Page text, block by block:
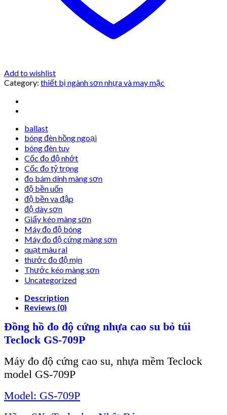
Add to wishlist
Category: thiết bị ngành sơn nhựa và may mặc
ballast
bóng đèn hồng ngoại
bóng đèn tuv
Cốc đo độ nhớt
Cốc đo tỷ trọng
đo bám dính màng sơn
độ bền uốn
độ bền va đập
độ dày sơn
Giấy kéo màng sơn
Máy đo độ bóng
Máy đo độ cứng màng sơn
quạt màu ral
thước đo độ mịn
Thước kéo màng sơn
Uncategorized
Description
Reviews (0)
Đồng hồ đo độ cứng nhựa cao su bỏ túi
Teclock GS-709P
Máy đo độ cứng cao su, nhựa mềm Teclock
model GS-709P
Model: GS-709P